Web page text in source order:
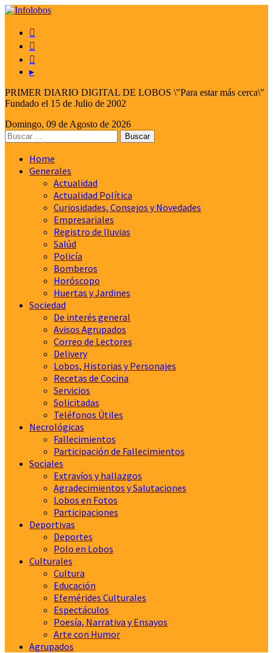



▸
PRIMER DIARIO DIGITAL DE LOBOS \"Para estar más cerca\"
Fundado el 15 de Julio de 2002
Domingo, 09 de Agosto de 2026
Home
Generales
Actualidad
Actualidad Política
Curiosidades, Consejos y Novedades
Empresariales
Registro de lluvias
Salúd
Policía
Bomberos
Horóscopo
Huertas y Jardines
Sociedad
De interés general
Avisos Agrupados
Correo de Lectores
Delivery
Lobos, Historias y Personajes
Recetas de Cocina
Servicios
Solicitadas
Teléfonos Útiles
Necrológicas
Fallecimientos
Participación de Fallecimientos
Sociales
Extravíos y hallazgos
Agradecimientos y Salutaciones
Lobos en Fotos
Participaciones
Deportivas
Deportes
Polo en Lobos
Culturales
Cultura
Educación
Efemérides Culturales
Espectáculos
Poesía, Narrativa y Ensayos
Arte con Humor
Agrupados